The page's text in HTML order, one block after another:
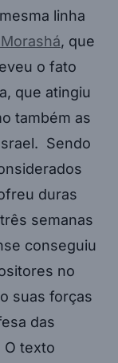
linha
, que
o fato
que atingiu
também as
Sendo
duras
semanas
conseguiu
no
suas forças
das
O texto